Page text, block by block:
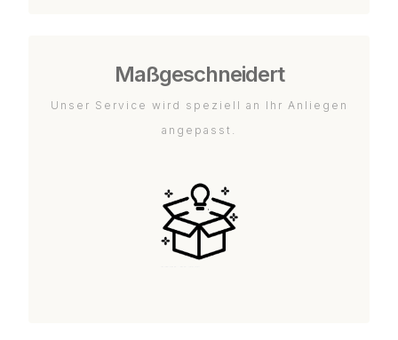
Maßgeschneidert
Unser Service wird speziell an Ihr Anliegen
angepasst.